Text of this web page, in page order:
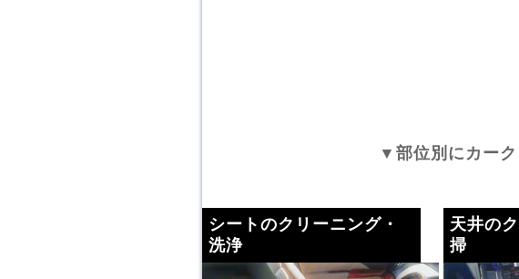
▼部位別にカー
シートのクリーニング・
洗浄
天井の
掃